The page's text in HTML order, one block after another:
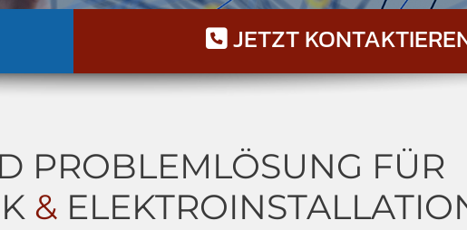
 JETZT
PROBLEMLÖSUNG FÜR
&